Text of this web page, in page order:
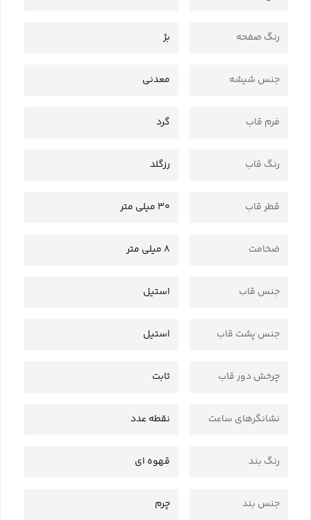
رنگ صفحه بژ
جنس شیشه معدنی
فرم قاب گرد
رنگ قاب رزگلد
قطر قاب 30 میلی متر
ضخامت 8 میلی متر
جنس قاب استیل
جنس پشت قاب استیل
چرخش دور قاب ثابت
نشانگرهای ساعت نقطه عدد
رنگ بند قهوه ای
جنس بند چرم